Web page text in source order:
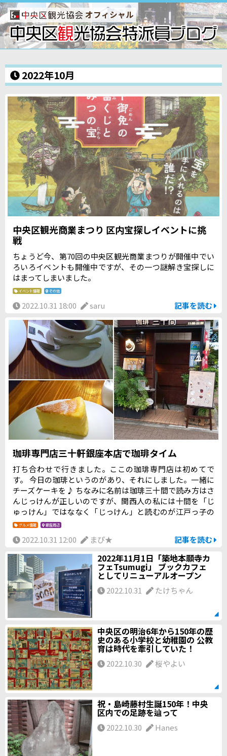
オフィシャル
2022年10月
中央区観光商業まつり 区内宝探しイベントに挑
戦
ちょうど今、第70回の中央区観光商業まつりが開催中でい
ろいろイベントも開催中ですが、その一つ謎解き宝探しに
はまってしまいました。
イベント情報 その他
2022.10.31 18:00 saru 記事を読む
珈琲専門店三十軒銀座本店で珈琲タイム
打ち合わせで行きました。ここの珈琲専門店は初めてで
す。 今日の珈琲というのがあり、それにしました。一緒に
チーズケーキを♪ ちなみに名前は珈琲三十間で読み方はさ
んじっけんが正しいのですが、関西人の私には十間を「じ
ゅっけん」ではななく「じっけん」と読むのが江戸っ子の
おじいちゃんみたいで粋な感じがしてしまいます(笑) 珈琲
フレッシュか牛乳が選べ牛乳を選ぶとカフェオレになりそ
うなくらいたっぷり入っていたこと。 チーズケーキも美味
しいし、静かで "大人しかいない" 感じが落ち着けてよかっ
たです(*^^*) 珈琲三十間のホームページ 銀座本店 〒104-00
61東京都中央区銀座3-8-12 大広朝日ビルＢ１TEL 03-356
4-8096
グルメ情報 銀座周辺
2022.10.31 12:00 まぴ★ 記事を読む
2022年11月1日「築地本願寺カ
フェTsumugi」 ブックカフェ
としてリニューアルオープン
2022.10.31 たけちゃん
中央区の明治6年から150年の歴
史のある小学校と幼稚園の 公教
育は時代を牽引していた！
2022.10.30 桜やよい
祝・島崎藤村生誕150年！中央
区内での足跡を辿って
2022.10.30 Hanes